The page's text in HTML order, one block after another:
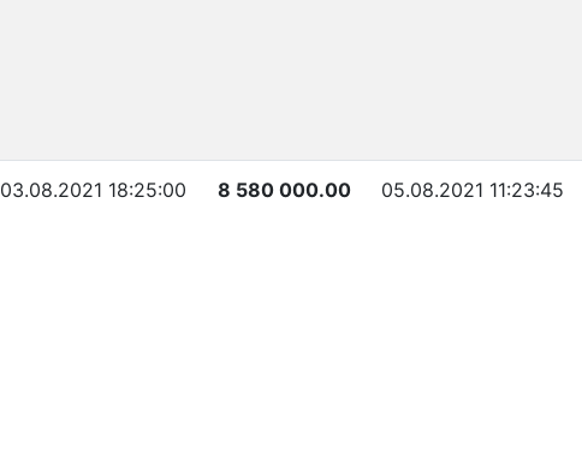
03.08.2021 18:25:00 8 580 000.00 05.08.2021 11:23:45